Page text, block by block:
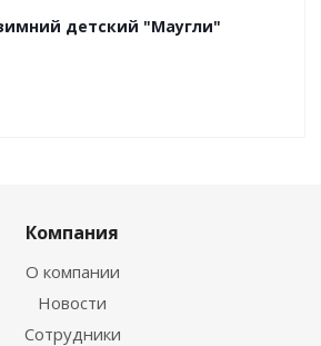
детский "Маугли"
Компания
О компании
Новости
Сотрудники